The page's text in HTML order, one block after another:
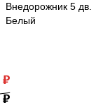
Внедорожник 5 дв.
Белый